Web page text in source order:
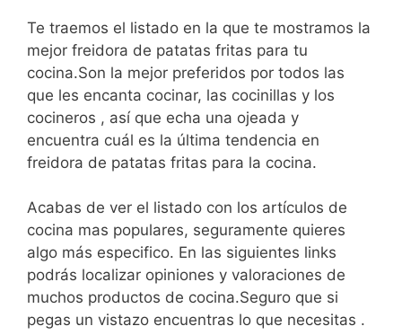
Te traemos el listado en la que te mostramos la
mejor freidora de patatas fritas para tu
cocina.Son la mejor preferidos por todos las
que les encanta cocinar, las cocinillas y los
cocineros , así que echa una ojeada y
encuentra cuál es la última tendencia en
freidora de patatas fritas para la cocina.
Acabas de ver el listado con los artículos de
cocina mas populares, seguramente quieres
algo más especifico. En las siguientes links
podrás localizar opiniones y valoraciones de
muchos productos de cocina.Seguro que si
pegas un vistazo encuentras lo que necesitas .